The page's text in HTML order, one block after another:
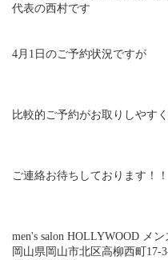
代表の西村です
4月1日のご予約状況ですが
比較的ご予約がお取りしやす
ご連絡お待ちしております！！
men's salon HOLLYWOOD メ
岡山県岡山市北区高柳西町17-